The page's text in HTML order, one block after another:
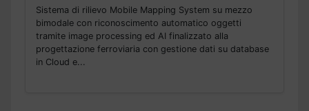
Sistema di rilievo Mobile Mapping System su mezzo
bimodale con riconoscimento automatico oggetti
tramite image processing ed AI finalizzato alla
progettazione ferroviaria con gestione dati su database
in Cloud e...